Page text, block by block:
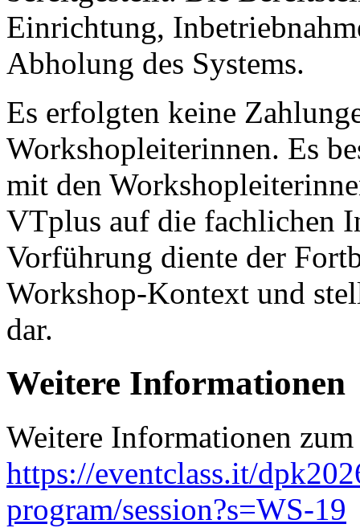
Einrichtung,
Abholung des Systems.
Es erfolgten keine
Workshopleiterinnen. Es
mit den
VTplus auf die fachlichen
Vorführung diente der
Workshop-Kontext und
dar.
Weitere Informationen
Weitere Informationen
https://eventclass.it/
program/session?s=WS-19